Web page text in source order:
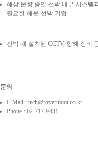
해상 운항 중인 선박 내부 시스템
필요한 해운·선박 기업 .
선박 내 설치된 CCTV, 항해 장비
문의
E-Mail : tech@rovermoot.co.kr
Phone : 02-717-9431